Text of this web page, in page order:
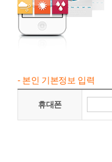
- 본인 기본정보 입력
휴대폰